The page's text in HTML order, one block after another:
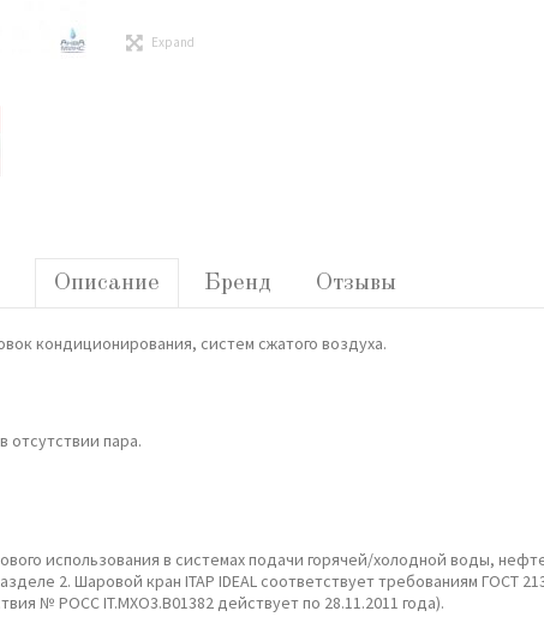
Expand
Описание Бренд Отзывы
кондиционирования, систем сжатого воздуха.
отсутствии пара.
использования в системах подачи горячей/холодной воды,
2. Шаровой кран ITAP IDEAL соответствует требованиям ГОСТ
№ POCC IT.MXO3.B01382 действует по 28.11.2011 года).